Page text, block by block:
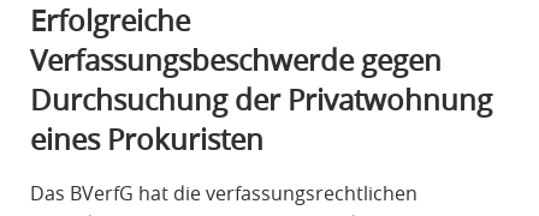
Erfolgreiche
Verfassungsbeschwerde gegen
Durchsuchung der Privatwohnung
eines Prokuristen
Das BVerfG hat die verfassungsrechtlichen